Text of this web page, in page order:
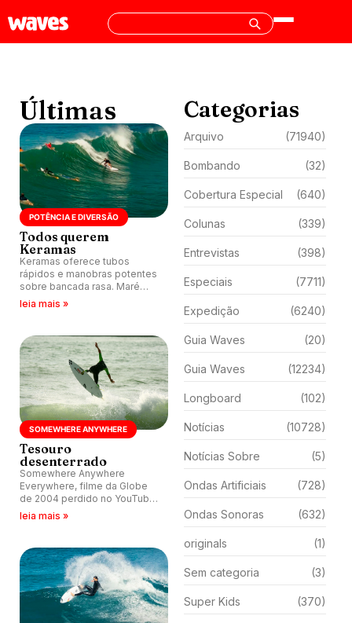
Últimas
POTÊNCIA E DIVERSÃO
Todos querem
Keramas
Keramas oferece tubos
rápidos e manobras potentes
sobre bancada rasa. Maré
média ou cheia garante
leia mais »
SOMEWHERE ANYWHERE
Tesouro
desenterrado
Somewhere Anywhere
Everywhere, filme da Globe
de 2004 perdido no YouTube,
prova que surfe essencial
leia mais »
Categorias
Arquivo (71940)
Bombando (32)
Cobertura Especial (640)
Colunas (339)
Entrevistas (398)
Especiais (7711)
Expedição (6240)
Guia Waves (20)
Guia Waves (12234)
Longboard (102)
Notícias (10728)
Notícias Sobre (5)
Ondas Artificiais (728)
Ondas Sonoras (632)
originals (1)
Sem categoria (3)
Super Kids (370)